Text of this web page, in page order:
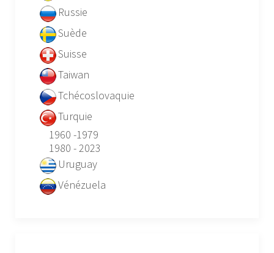
Russie
Suède
Suisse
Taiwan
Tchécoslovaquie
Turquie
1960 -1979
1980 - 2023
Uruguay
Vénézuela